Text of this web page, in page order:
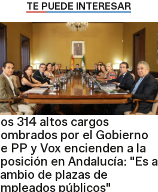
TE PUEDE INTERESAR
314 altos cargos
por el Gobierno
PP y Vox encienden a la
en Andalucía: "Es a
de plazas de
públicos"